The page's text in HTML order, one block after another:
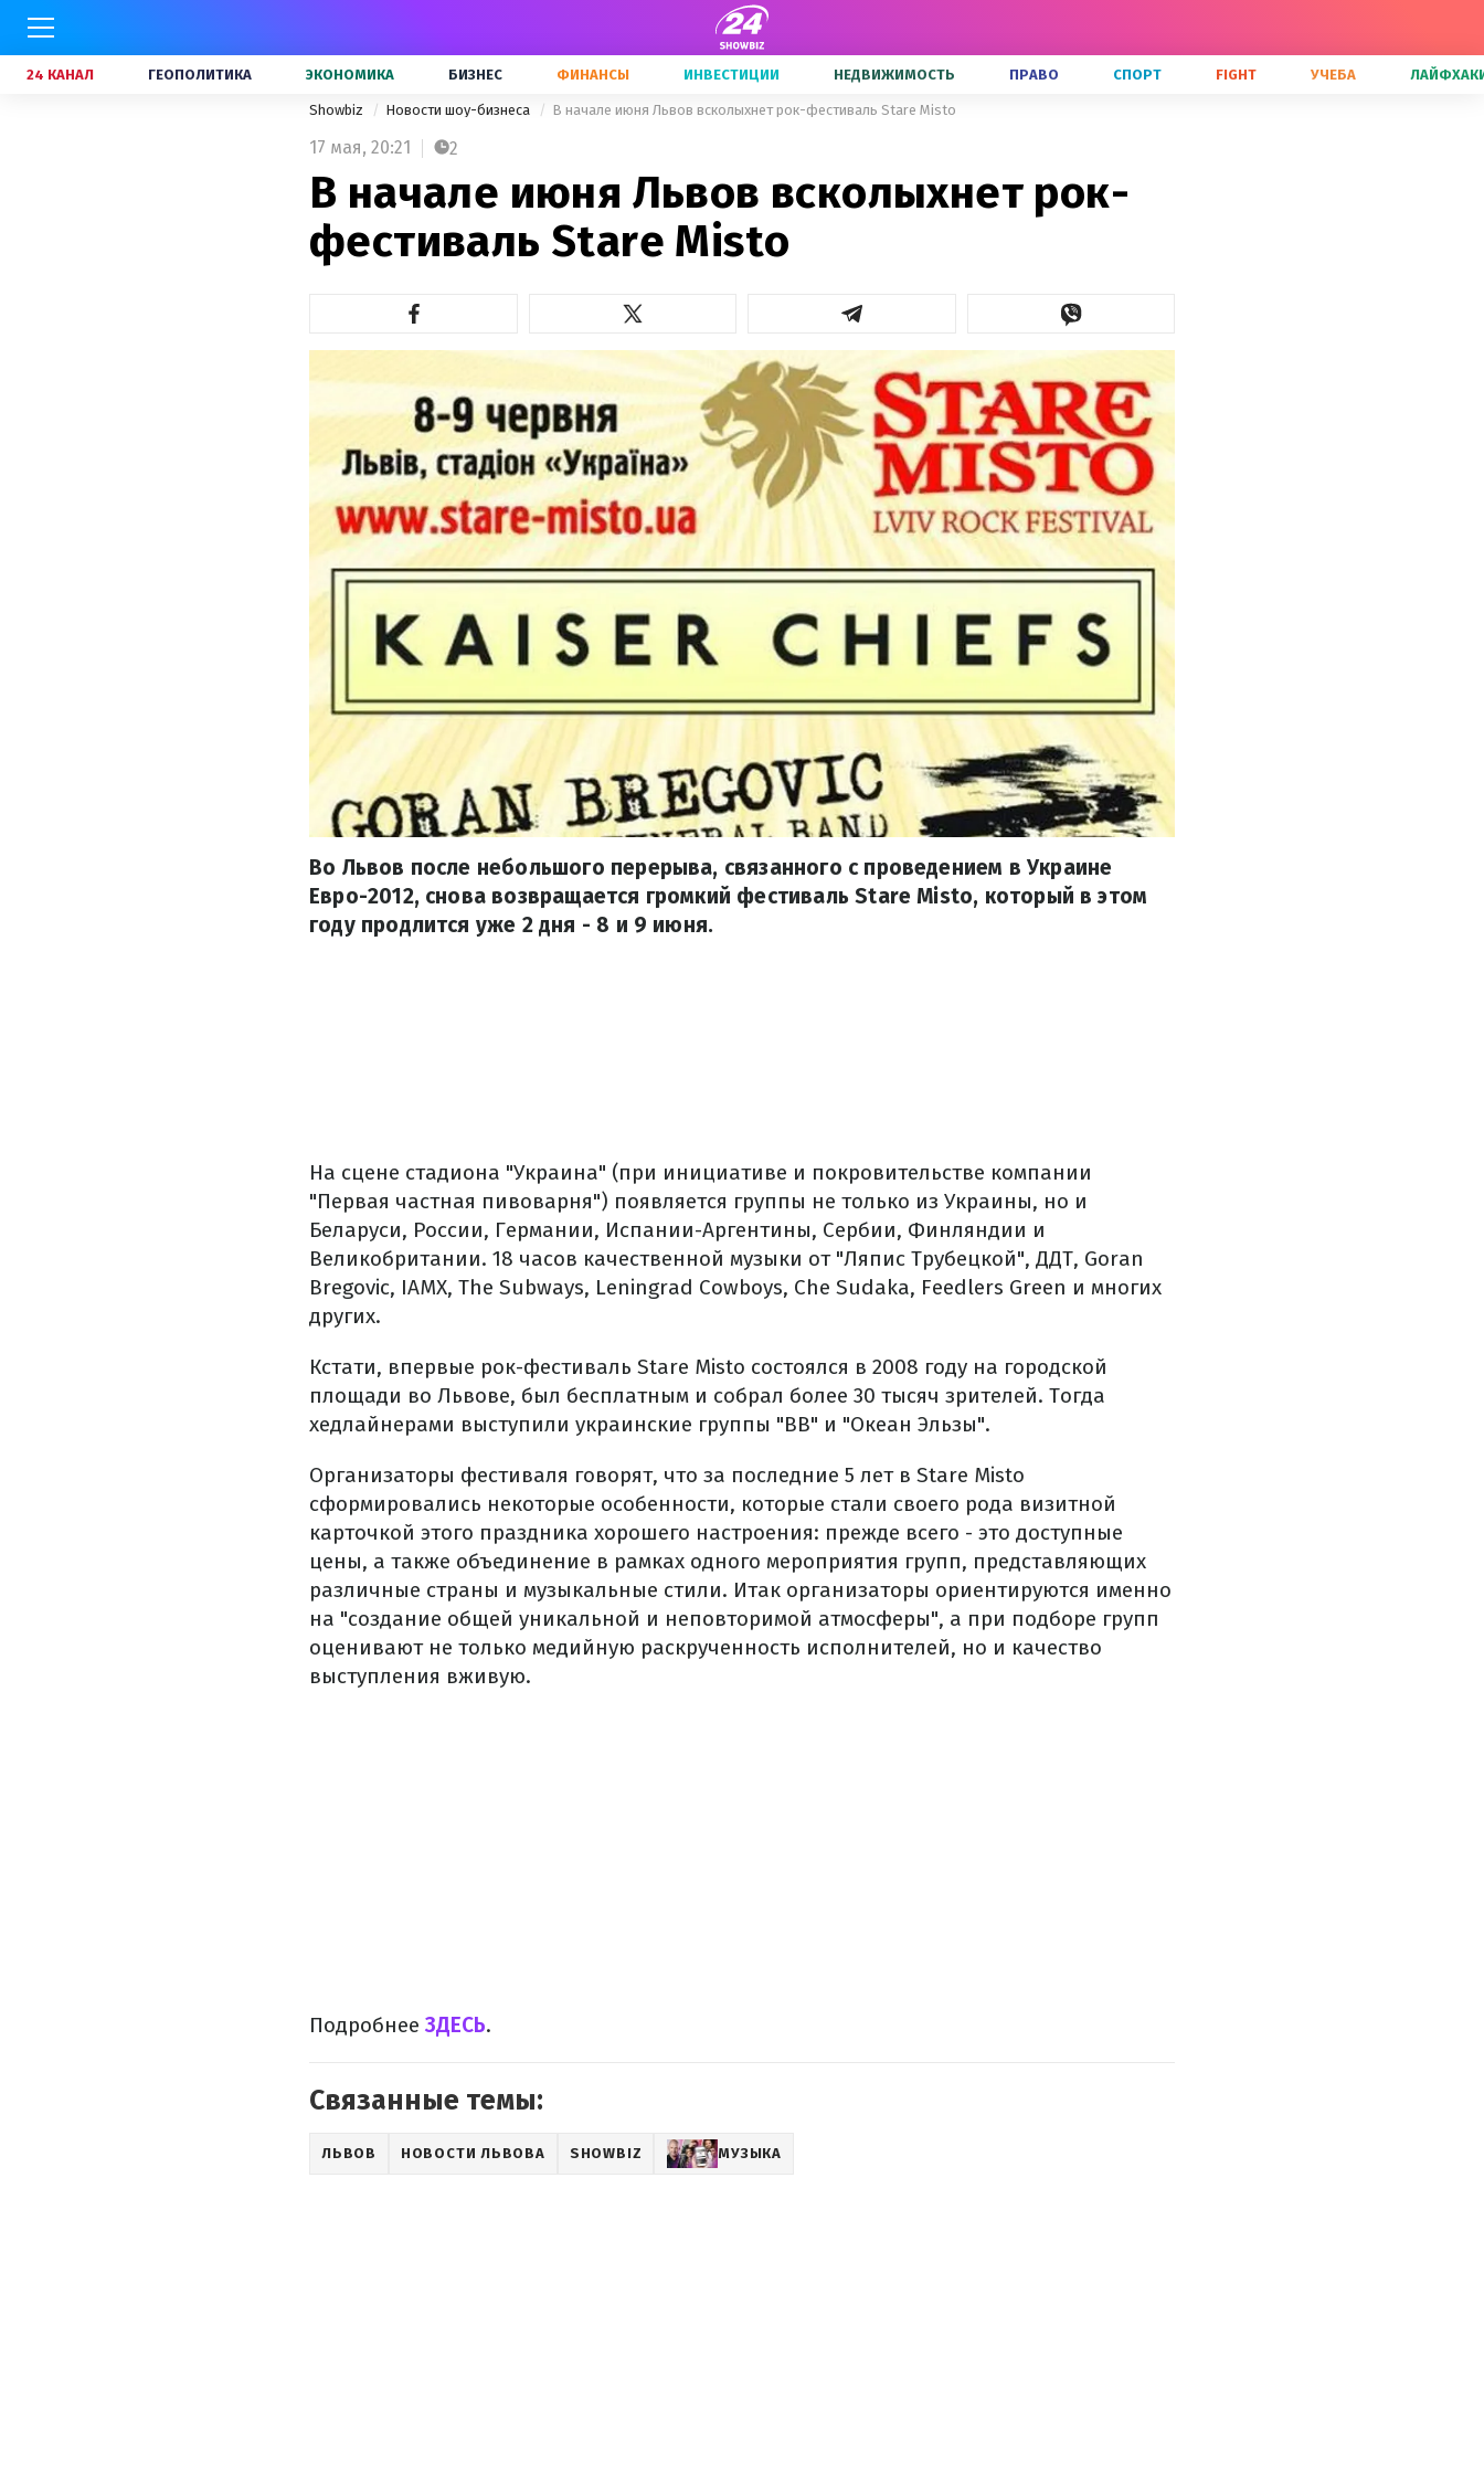
24 КАНАЛ ГЕОПОЛИТИКА ЭКОНОМИКА БИЗНЕС ФИНАНСЫ ИНВЕСТИЦИИ НЕДВИЖИМОСТЬ ПРАВО СПОРТ FIGHT УЧЕБА
Showbiz Новости шоу-бизнеса В начале июня Львов всколыхнет рок-фестиваль Stare Misto
17 мая, 20:21 2
В начале июня Львов всколыхнет рок-
фестиваль Stare Misto
Во Львов после небольшого перерыва, связанного с проведением в Украине
Евро-2012, снова возвращается громкий фестиваль Stare Misto, который в этом
году продлится уже 2 дня - 8 и 9 июня.
На сцене стадиона "Украина" (при инициативе и покровительстве компании
"Первая частная пивоварня") появляется группы не только из Украины, но и
Беларуси, России, Германии, Испании-Аргентины, Сербии, Финляндии и
Великобритании. 18 часов качественной музыки от "Ляпис Трубецкой", ДДТ, Goran
Bregovic, IAMX, The Subways, Leningrad Cowboys, Che Sudaka, Feedlers Green и многих
других.
Кстати, впервые рок-фестиваль Stare Misto состоялся в 2008 году на городской
площади во Львове, был бесплатным и собрал более 30 тысяч зрителей. Тогда
хедлайнерами выступили украинские группы "ВВ" и "Океан Эльзы".
Организаторы фестиваля говорят, что за последние 5 лет в Stare Misto
сформировались некоторые особенности, которые стали своего рода визитной
карточкой этого праздника хорошего настроения: прежде всего - это доступные
цены, а также объединение в рамках одного мероприятия групп, представляющих
различные страны и музыкальные стили. Итак организаторы ориентируются именно
на "создание общей уникальной и неповторимой атмосферы", а при подборе групп
оценивают не только медийную раскрученность исполнителей, но и качество
выступления вживую.
Подробнее ЗДЕСЬ.
Связанные темы:
ЛЬВОВ НОВОСТИ ЛЬВОВА SHOWBIZ МУЗЫКА